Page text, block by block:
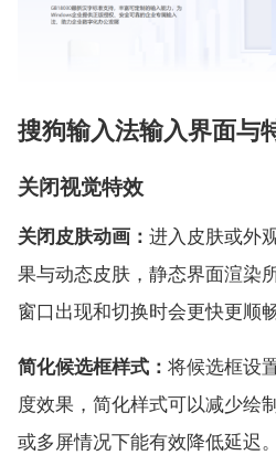
搜狗输入法输入界面与
关闭视觉特效
关闭皮肤动画： 进入皮肤或外
果与动态皮肤，静态界面渲染
窗口出现和切换时会更快更顺畅
简化候选框样式： 将候选框设
度效果，简化样式可以减少绘
或多屏情况下能有效降低延迟。